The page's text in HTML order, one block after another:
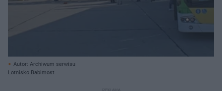
Autor: Archiwum serwisu
Lotnisko Babimost